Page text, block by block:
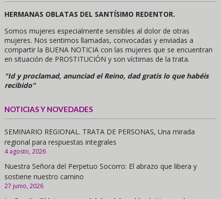
HERMANAS OBLATAS DEL SANTÍSIMO REDENTOR.
Somos mujeres especialmente sensibles al dolor de otras
mujeres. Nos sentimos llamadas, convocadas y enviadas a
compartir la BUENA NOTICIA con las mujeres que se encuentran
en situación de PROSTITUCIÓN y son víctimas de la trata.
"Id y proclamad, anunciad el Reino, dad gratis lo que habéis
recibido"
NOTICIAS Y NOVEDADES
SEMINARIO REGIONAL. TRATA DE PERSONAS, Una mirada
regional para respuestas integrales
4 agosto, 2026
Nuestra Señora del Perpetuo Socorro: El abrazo que libera y
sostiene nuestro camino
27 junio, 2026